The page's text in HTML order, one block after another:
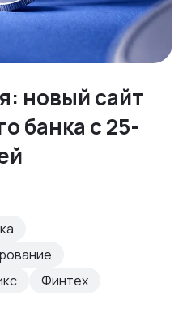
новый сайт
банка с 25-
Финтех